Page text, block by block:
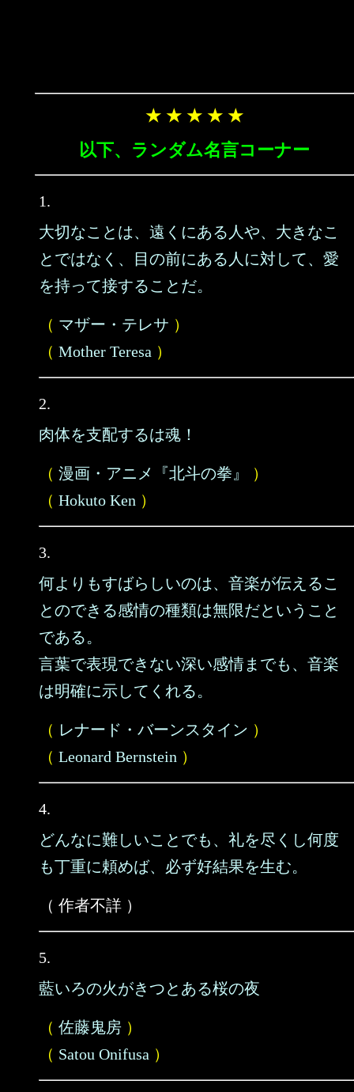
★ ★ ★ ★ ★
以下、ランダム名言コーナー
1.
大切なことは、遠くにある人や、大きなこ
とではなく、目の前にある人に対して、愛
を持って接することだ。
（ マザー・テレサ ）
（ Mother Teresa ）
2.
肉体を支配するは魂！
（ 漫画・アニメ『北斗の拳』
）
（ Hokuto Ken ）
3.
何よりもすばらしいのは、音楽が伝えるこ
とのできる感情の種類は無限だということ
である。
言葉で表現できない深い感情までも、音楽
は明確に示してくれる。
（ レナード・バーンスタイン ）
（ Leonard Bernstein ）
4.
どんなに難しいことでも、礼を尽くし何度
も丁重に頼めば、必ず好結果を生む。
（ 作者不詳 ）
5.
藍いろの火がきつとある桜の夜
（ 佐藤鬼房 ）
（ Satou Onifusa ）